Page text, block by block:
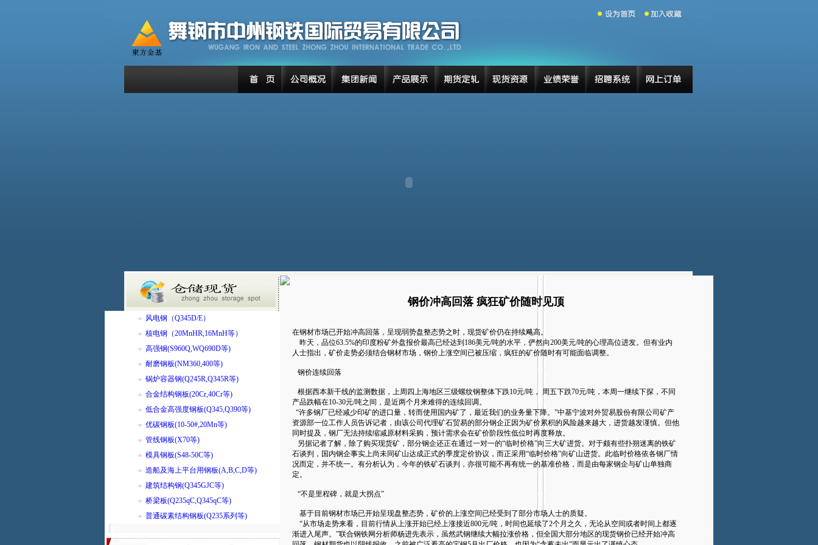
■ 风电钢（Q345D/E）
■ 核电钢（20MnHR,16MnH等）
■ 高强钢(S960Q,WQ690D等)
■ 耐磨钢板(NM360,400等)
■ 锅炉容器钢(Q245R,Q345R等)
■ 合金结构钢板(20Cr,40Cr等)
■ 低合金高强度钢板(Q345,Q390等)
■ 优碳钢板(10-50#,20Mn等)
■ 管线钢板(X70等)
■ 模具钢板(S48-50C等)
■ 造船及海上平台用钢板(A,B,C,D等)
■ 建筑结构钢(Q345GJC等)
■ 桥梁板(Q235qC,Q345qC等)
■ 普通碳素结构钢板(Q235系列等)
钢价冲高回落 疯狂矿价随时见顶
在钢材市场已开始冲高回落，呈现弱势盘整态势之时，现货矿价仍在持续飚高。
昨天，品位63.5%的印度粉矿外盘报价最高已经达到186美元/吨的水平，俨然向200美元/吨的心理高位进发。但有业内
人士指出，矿价走势必须结合钢材市场，钢价上涨空间已被压缩，疯狂的矿价随时有可能面临调整。
钢价连续回落
根据西本新干线的监测数据，上周四上海地区三级螺纹钢整体下跌10元/吨， 周五下跌70元/吨，本周一继续下探，不同
产品跌幅在10-30元/吨之间，是近两个月来难得的连续回调。
“许多钢厂已经减少印矿的进口量，转而使用国内矿了，最近我们的业务量下降。”中基宁波对外贸易股份有限公司矿产
资源部一位工作人员告诉记者，由该公司代理矿石贸易的部分钢企正因为矿价累积的风险越来越大，进货越发谨慎。但他
同时提及，钢厂无法持续缩减原材料采购，预计需求会在矿价阶段性低位时再度释放。
另据记者了解，除了购买现货矿，部分钢企还正在通过一对一的“临时价格”向三大矿进货。对于颇有些扑朔迷离的铁矿
石谈判，国内钢企事实上尚未同矿山达成正式的季度定价协议，而正采用“临时价格”向矿山进货。此临时价格依各钢厂情
况而定，并不统一。有分析认为，今年的铁矿石谈判，亦很可能不再有统一的基准价格，而是由每家钢企与矿山单独商
定。
“不是里程碑，就是大拐点”
基于目前钢材市场已开始呈现盘整态势，矿价的上涨空间已经受到了部分市场人士的质疑。
“从市场走势来看，目前行情从上涨开始已经上涨接近800元/吨，时间也延续了2个月之久，无论从空间或者时间上都逐
渐进入尾声。”联合钢铁网分析师杨进先表示，虽然武钢继续大幅拉涨价格，但全国大部分地区的现货钢价已经开始冲高